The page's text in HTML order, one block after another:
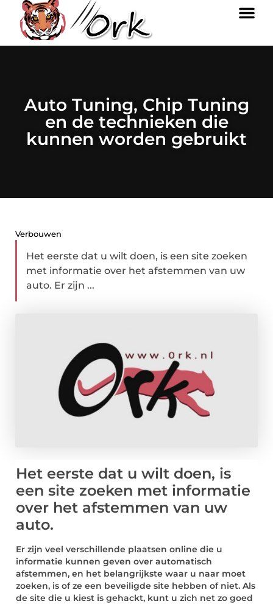
Auto Tuning, Chip Tuning
en de technieken die
kunnen worden gebruikt
Verbouwen
Het eerste dat u wilt doen, is een site zoeken
met informatie over het afstemmen van uw
auto. Er zijn ...
Het eerste dat u wilt doen, is
een site zoeken met informatie
over het afstemmen van uw
auto.
Er zijn veel verschillende plaatsen online die u
informatie kunnen geven over automatisch
afstemmen, en het belangrijkste waar u naar moet
zoeken, is of ze een beveiligde site hebben of niet. Als
de site die u kiest is gehackt, kunt u zich net zo goed